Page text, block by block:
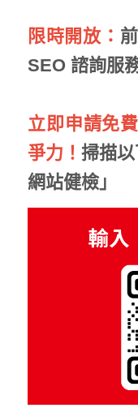
限時開放：
SEO 諮詢服
立即申請免
爭力！掃描
網站健檢」